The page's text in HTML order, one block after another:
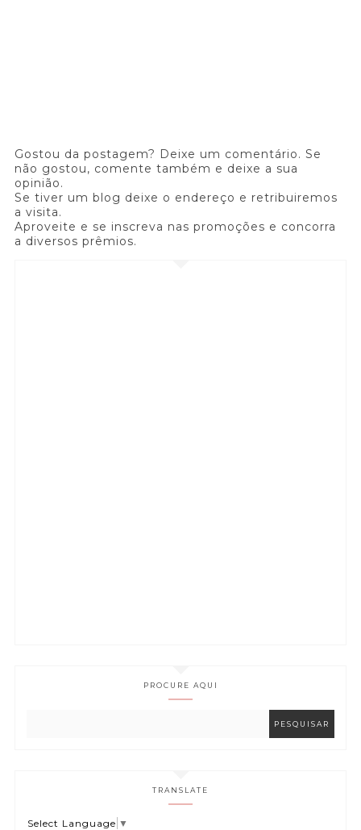
Gostou da postagem? Deixe um comentário. Se
não gostou, comente também e deixe a sua
opinião.
Se tiver um blog deixe o endereço e retribuiremos
a visita.
Aproveite e se inscreva nas promoções e concorra
a diversos prêmios.
PROCURE AQUI
TRANSLATE
Select Language ▼